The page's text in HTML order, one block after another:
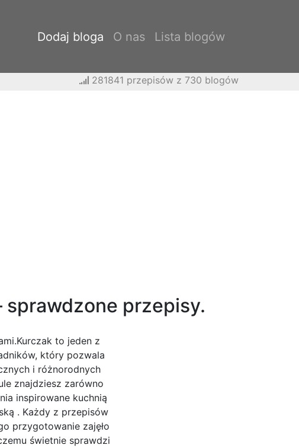
Dodaj bloga O nas Lista blogów
281841 przepisów z 730 blogów
przepisy.
to jeden z
który pozwala
i różnorodnych
znajdziesz zarówno
inspirowane kuchnią
. Każdy z przepisów
przygotowanie zajęło
świetnie sprawdzi